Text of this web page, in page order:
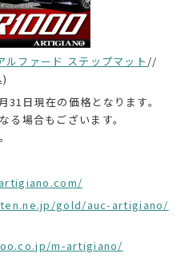
ファード ステップマット //
日現在の価格となります。
場合もございます。
gold/auc-artigiano/
m-artigiano/